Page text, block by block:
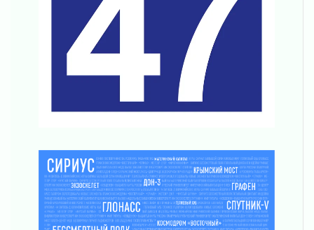
Что делать со сбережениями
04 августа 2026
Награды нашли строителей
03 августа 2026
Ленобласть повышает производительность
Ладожский мост полностью закроют на два
часа
03 августа 2026
Музеи Ленобласти обновляют пространства
03 августа 2026